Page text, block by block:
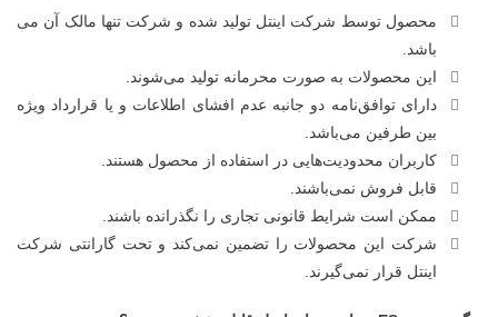
محصول توسط شرکت اینتل تولید شده و شرکت تنها مالک آن می­‌
این محصولات به صورت محرمانه تولید می­‌شوند.
دارای توافق‌نامه دو جانبه عدم افشای اطلاعات و یا قرارداد ویژه
بین طرفین می‌باشد.
کاربران محدودیت‌هایی در استفاده از محصول هستند.
قابل فروش نمی‌باشند.
ممکن است شرایط قانونی تجاری را نگذرانده باشند.
شرکت این محصولات را تضمین نمی‌کند و تحت گارانتی شرکت
اینتل قرار نمی‌گیرند.